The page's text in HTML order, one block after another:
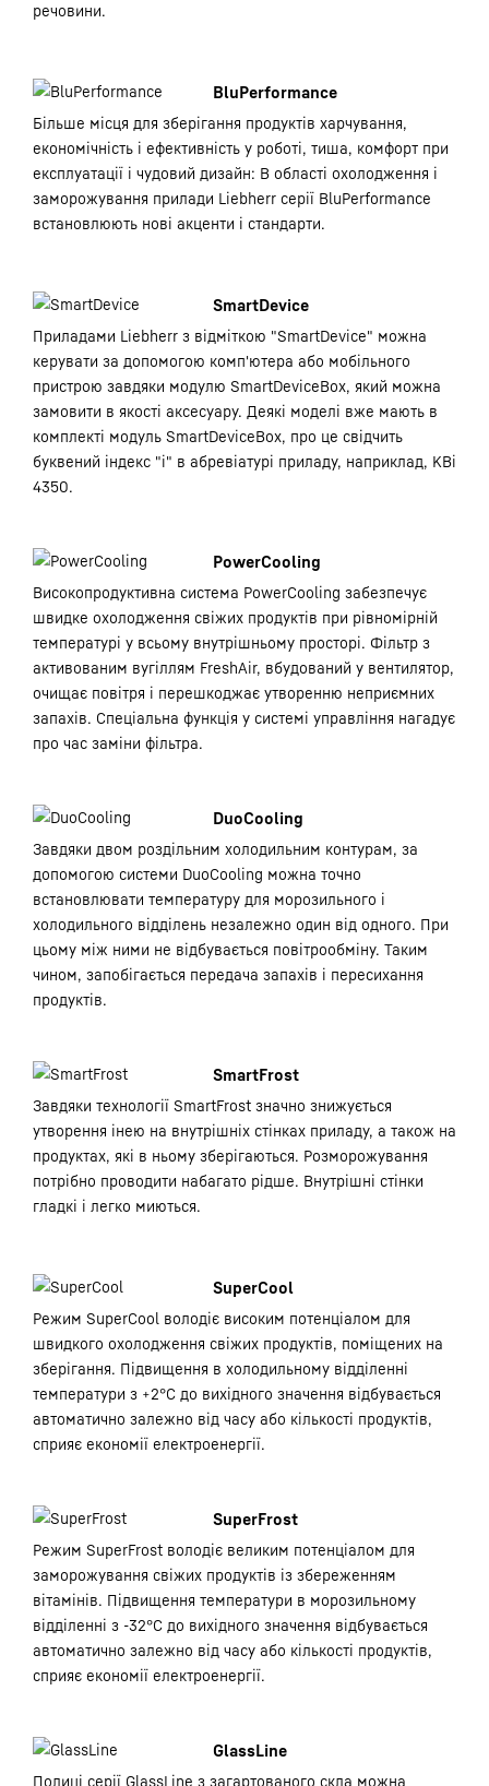
речовини.
BluPerformance
Більше місця для зберігання продуктів харчування,
економічність і ефективність у роботі, тиша, комфорт при
експлуатації і чудовий дизайн: В області охолодження і
заморожування прилади Liebherr серії BluPerformance
встановлюють нові акценти і стандарти.
SmartDevice
Приладами Liebherr з відміткою "SmartDevice" можна
керувати за допомогою комп'ютера або мобільного
пристрою завдяки модулю SmartDeviceBox, який можна
замовити в якості аксесуару. Деякі моделі вже мають в
комплекті модуль SmartDeviceBox, про це свідчить
буквений індекс "i" в абревіатурі приладу, наприклад, KBi
4350.
PowerCooling
Високопродуктивна система PowerCooling забезпечує
швидке охолодження свіжих продуктів при рівномірній
температурі у всьому внутрішньому просторі. Фільтр з
активованим вугіллям FreshAir, вбудований у вентилятор,
очищає повітря і перешкоджає утворенню неприємних
запахів. Спеціальна функція у системі управління нагадує
про час заміни фільтра.
DuoCooling
Завдяки двом роздільним холодильним контурам, за
допомогою системи DuoCooling можна точно
встановлювати температуру для морозильного і
холодильного відділень незалежно один від одного. При
цьому між ними не відбувається повітрообміну. Таким
чином, запобігається передача запахів і пересихання
продуктів.
SmartFrost
Завдяки технології SmartFrost значно знижується
утворення інею на внутрішніх стінках приладу, а також на
продуктах, які в ньому зберігаються. Розморожування
потрібно проводити набагато рідше. Внутрішні стінки
гладкі і легко миються.
SuperCool
Режим SuperCool володіє високим потенціалом для
швидкого охолодження свіжих продуктів, поміщених на
зберігання. Підвищення в холодильному відділенні
температури з +2°С до вихідного значення відбувається
автоматично залежно від часу або кількості продуктів,
сприяє економії електроенергії.
SuperFrost
Режим SuperFrost володіє великим потенціалом для
заморожування свіжих продуктів із збереженням
вітамінів. Підвищення температури в морозильному
відділенні з -32°С до вихідного значення відбувається
автоматично залежно від часу або кількості продуктів,
сприяє економії електроенергії.
GlassLine
Полиці серії GlassLine з загартованого скла можна